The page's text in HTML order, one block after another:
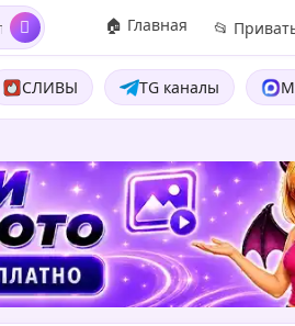
🏠 Главная 📂
СЛИВЫ TG каналы